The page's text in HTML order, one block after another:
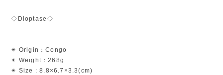
◇Dioptase◇
✴︎ Origin：Congo
✴︎ Weight：268g
✴︎ Size : 8.8×6.7×3.3(cm)